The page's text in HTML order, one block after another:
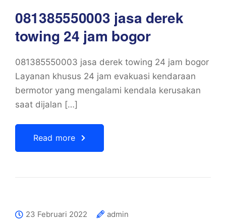
081385550003 jasa derek
towing 24 jam bogor
081385550003 jasa derek towing 24 jam bogor
Layanan khusus 24 jam evakuasi kendaraan
bermotor yang mengalami kendala kerusakan
saat dijalan […]
Read more
23 Februari 2022
admin